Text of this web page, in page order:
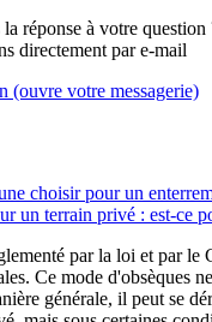
réponse à votre
directement par e-mail
(ouvre votre messagerie)
choisir pour un
un terrain privé : est-ce
par la loi et par le
Ce mode d'obsèques
générale, il peut se